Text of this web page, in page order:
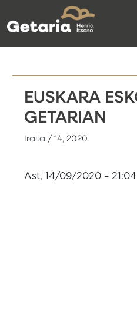
EUSKARA
GETARIAN
Iraila / 14, 2020
Ast, 14/09/2020 – 21:04